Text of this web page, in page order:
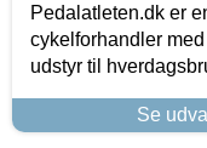
Pedalatleten.dk er
cykelforhandler
udstyr til
Se